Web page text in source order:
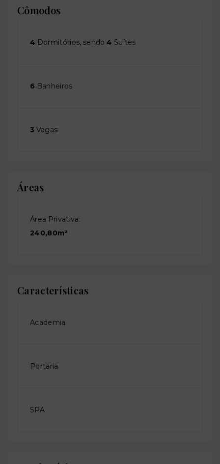
Cômodos
4 Dormitórios, sendo4 Suítes
6 Banheiros
3 Vagas
Áreas
Área Privativa:
240,80m²
Características
Academia
Portaria
SPA